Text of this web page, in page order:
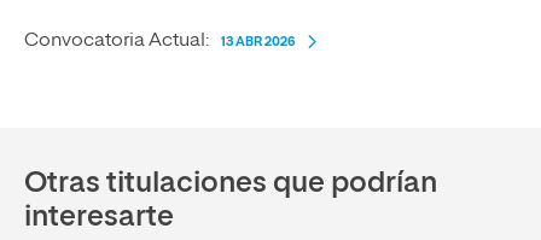
Convocatoria Actual: 13 ABR 2026
Otras titulaciones que podrían
interesarte